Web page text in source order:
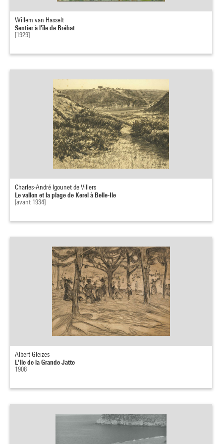
Willem van Hasselt
Sentier à l'île de Bréhat
[1929]
Charles-André Igounet de Villers
Le vallon et la plage de Kerel à Belle-Ile
[avant 1934]
Albert Gleizes
L'Ile de la Grande Jatte
1908